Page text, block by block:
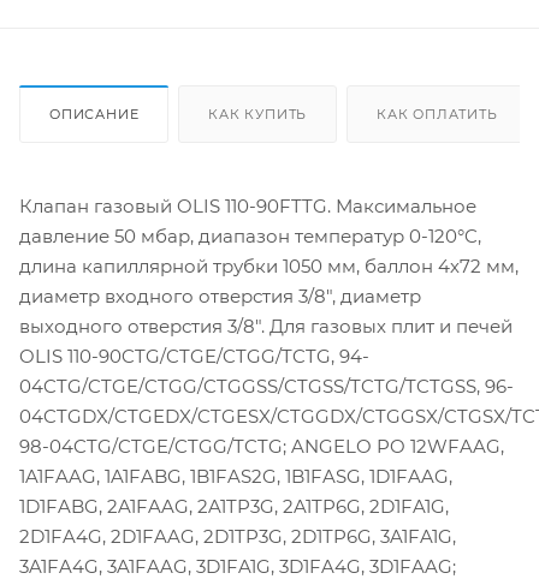
ОПИСАНИЕ КАК КУПИТЬ КАК ОПЛАТИТЬ
Клапан газовый OLIS 110-90FTTG. Максимальное
давление 50 мбар, диапазон температур 0-120°C,
длина капиллярной трубки 1050 мм, баллон 4х72 мм,
диаметр входного отверстия 3/8", диаметр
выходного отверстия 3/8". Для газовых плит и печей
OLIS 110-90CTG/CTGE/CTGG/TCTG, 94-
04CTG/CTGE/CTGG/CTGGSS/CTGSS/TCTG/TCTGSS, 96-
04CTGDX/CTGEDX/CTGESX/CTGGDX/CTGGSX/CTGSX/
98-04CTG/CTGE/CTGG/TCTG; ANGELO PO 12WFAAG,
1A1FAAG, 1A1FABG, 1B1FAS2G, 1B1FASG, 1D1FAAG,
1D1FABG, 2A1FAAG, 2A1TP3G, 2A1TP6G, 2D1FA1G,
2D1FA4G, 2D1FAAG, 2D1TP3G, 2D1TP6G, 3A1FA1G,
3A1FA4G, 3A1FAAG, 3D1FA1G, 3D1FA4G, 3D1FAAG;